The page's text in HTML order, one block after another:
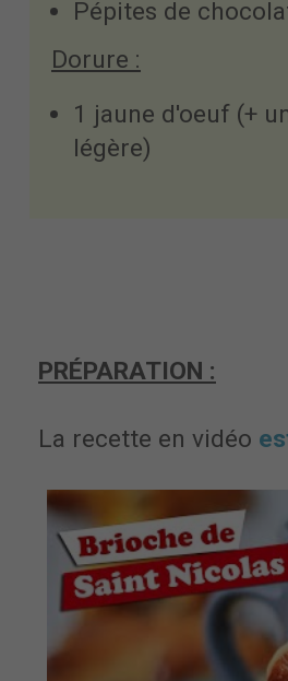
Pépites de
Dorure :
1 jaune d'oeuf (+
légère)
PRÉPARATION :
La recette en vidéo